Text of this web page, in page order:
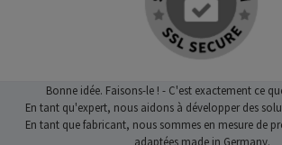
Bonne idée. Faisons-le ! - C'est exactement ce
En tant qu'expert, nous aidons à développer des
En tant que fabricant, nous sommes en mesure de
adaptées made in Germany.